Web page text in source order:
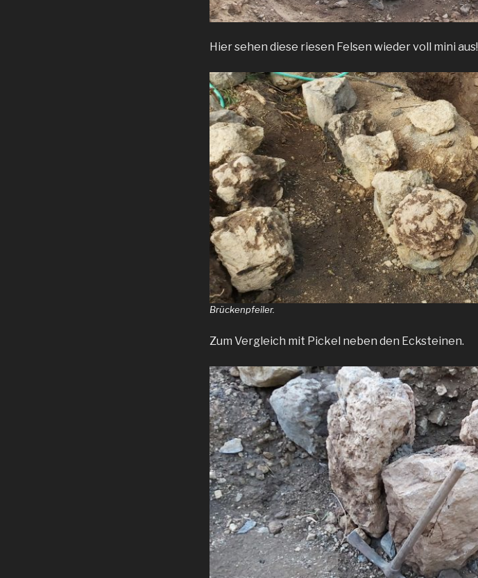
Hier sehen diese riesen Felsen wieder voll mini aus!
Brückenpfeiler.
Zum Vergleich mit Pickel neben den Ecksteinen.